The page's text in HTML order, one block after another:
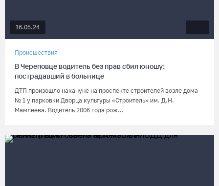
16.05.24
Происшествия
В Череповце водитель без прав сбил юношу:
пострадавший в больнице
ДТП произошло накануне на проспекте строителей возле дома
№ 1 у парковки Дворца культуры «Строитель» им. Д.Н.
Мамлеева. Водитель 2006 года рож...